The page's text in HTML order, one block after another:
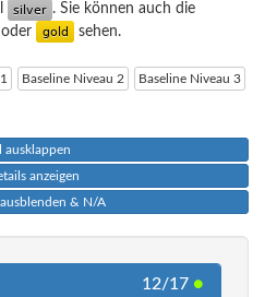
. Sie können auch die
oder sehen.
Baseline Niveau 2 Baseline Niveau 3
ausklappen
anzeigen
& N/A
12/17 ●